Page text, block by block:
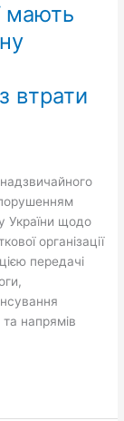
мають
втрати
України щодо
організації
передачі
та напрямів